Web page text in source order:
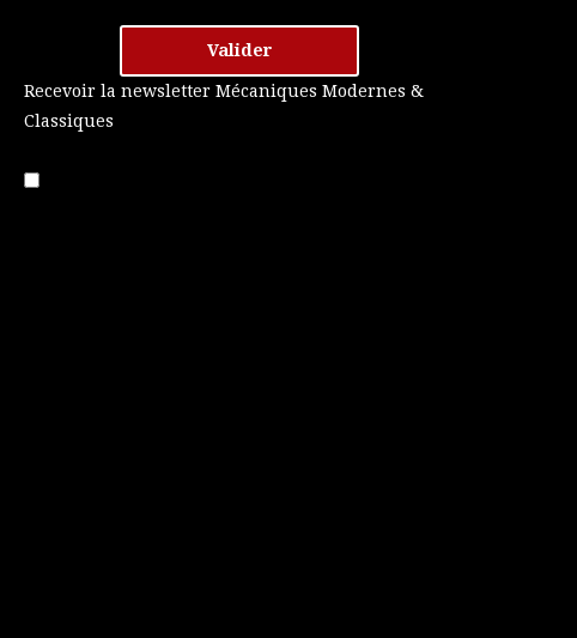
Valider
Recevoir la newsletter Mécaniques Modernes &
Classiques